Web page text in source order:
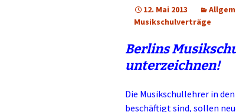
12. Mai 2013
Musikschulverträge
Berlins
unterzeichnen!
Die Musikschullehrer in
beschäftigt sind, sollen